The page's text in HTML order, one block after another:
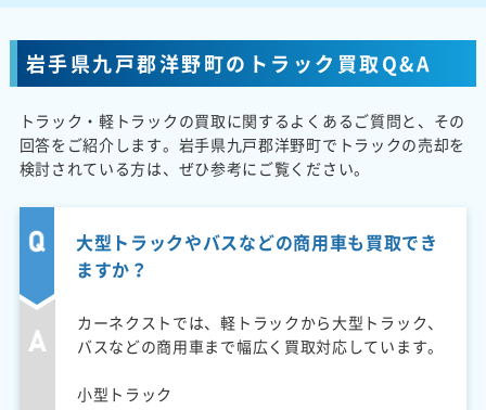
岩手県九戸郡洋野町のトラック買取Q&A
トラック・軽トラックの買取に関するよくあるご質問と、その
回答をご紹介します。岩手県九戸郡洋野町でトラックの売却を
検討されている方は、ぜひ参考にご覧ください。
大型トラックやバスなどの商用車も買取でき
ますか？
カーネクストでは、軽トラックから大型トラック、
バスなどの商用車まで幅広く買取対応しています。
小型トラック